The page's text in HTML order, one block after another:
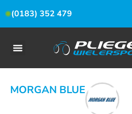
(0183) 352 479
MORGAN BLUE